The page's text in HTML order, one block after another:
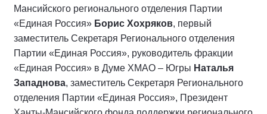
Мансийского регионального отделения Партии
«Единая Россия» Борис Хохряков, первый
заместитель Секретаря Регионального отделения
Партии «Единая Россия», руководитель фракции
«Единая Россия» в Думе ХМАО – Югры Наталья
Западнова, заместитель Секретаря Регионального
отделения Партии «Единая Россия», Президент